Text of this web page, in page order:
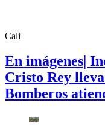
Cali
En imágenes|
Cristo Rey
Bomberos